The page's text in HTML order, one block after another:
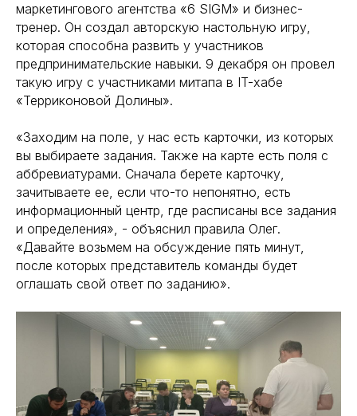
маркетингового агентства «6 SIGM» и бизнес-
тренер. Он создал авторскую настольную игру,
которая способна развить у участников
предпринимательские навыки. 9 декабря он провел
такую игру с участниками митапа в IT-хабе
«Терриконовой Долины».
«Заходим на поле, у нас есть карточки, из которых
вы выбираете задания. Также на карте есть поля с
аббревиатурами. Сначала берете карточку,
зачитываете ее, если что-то непонятно, есть
информационный центр, где расписаны все задания
и определения», - объяснил правила Олег.
«Давайте возьмем на обсуждение пять минут,
после которых представитель команды будет
оглашать свой ответ по заданию».